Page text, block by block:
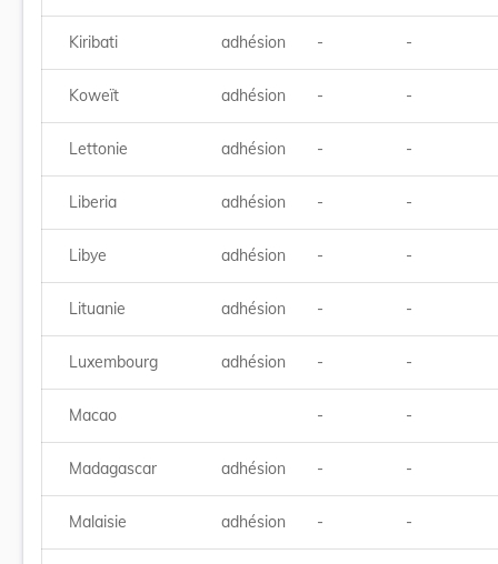
Kiribati adhésion - -
Koweït adhésion - -
Lettonie adhésion - -
Liberia adhésion - -
Libye adhésion - -
Lituanie adhésion - -
Luxembourg adhésion - -
Macao - -
Madagascar adhésion - -
Malaisie adhésion - -